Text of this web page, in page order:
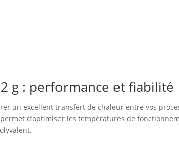
g : performance et fiabilité
un excellent transfert de chaleur entre vos
d’optimiser les températures de